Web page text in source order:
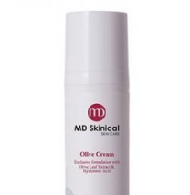
原
格：
NT$3,800